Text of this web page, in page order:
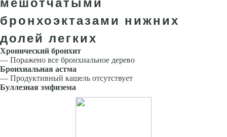
бронхоэктазами нижних
долей легких
Хронический бронхит
— Поражено все бронхиальное дерево
Бронхиальная астма
— Продуктивный кашель отсутствует
Буллезная эмфизема